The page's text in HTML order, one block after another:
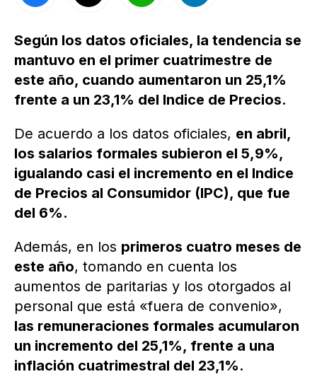
Según los datos oficiales, la tendencia se
mantuvo en el primer cuatrimestre de
este año, cuando aumentaron un 25,1%
frente a un 23,1% del Indice de Precios.
De acuerdo a los datos oficiales, en abril,
los salarios formales subieron el 5,9%,
igualando casi el incremento en el Indice
de Precios al Consumidor (IPC), que fue
del 6%.
Además, en los primeros cuatro meses de
este año, tomando en cuenta los
aumentos de paritarias y los otorgados al
personal que está «fuera de convenio»,
las remuneraciones formales acumularon
un incremento del 25,1%, frente a una
inflación cuatrimestral del 23,1%.